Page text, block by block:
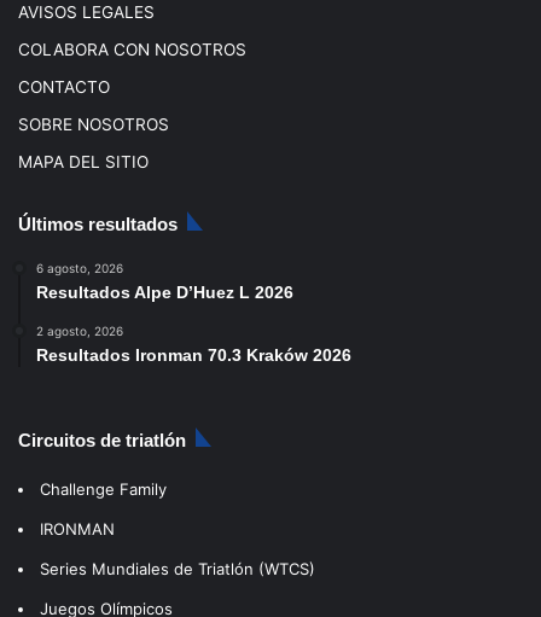
AVISOS LEGALES
COLABORA CON NOSOTROS
CONTACTO
SOBRE NOSOTROS
MAPA DEL SITIO
Últimos resultados
6 agosto, 2026
Resultados Alpe D’Huez L 2026
2 agosto, 2026
Resultados Ironman 70.3 Kraków 2026
Circuitos de triatlón
Challenge Family
IRONMAN
Series Mundiales de Triatlón (WTCS)
Juegos Olímpicos